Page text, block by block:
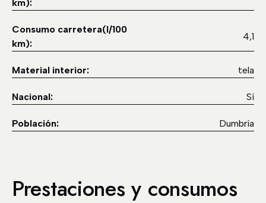
km):
Consumo carretera(l/100
km):
4,1
Material interior: tela
Nacional: Sí
Población: Dumbría
Prestaciones y consumos